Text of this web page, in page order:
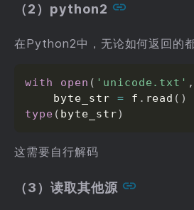
（2）python2
在Python2中，无论如何返回的
with open ( 'unicode.txt' ,
    byte_str
= f . read ( )
type ( byte_str)
这需要自行解码
（3）读取其他源